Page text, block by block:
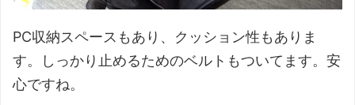
PC収納スペースもあり、クッション性もありま
す。しっかり止めるためのベルトもついてます。安
心ですね。